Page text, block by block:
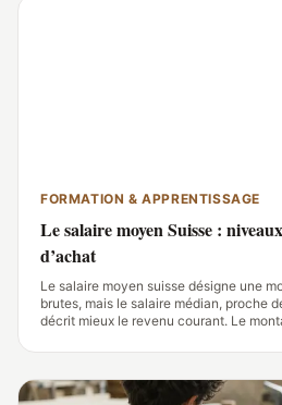
FORMATION & APPRENTISSAGE
Le salaire moyen Suisse :
d’achat
Le salaire moyen suisse désigne une
brutes, mais le salaire médian, proche
décrit mieux le revenu courant. Le
cotisations et le coût du